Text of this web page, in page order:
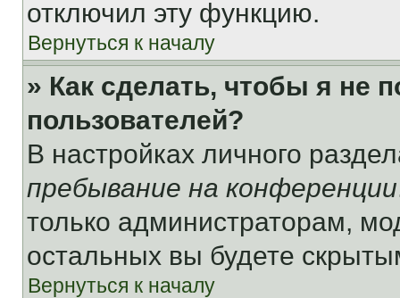
отключил эту функцию.
Вернуться к началу
» Как сделать, чтобы я не
пользователей?
В настройках личного
пребывание на конференции
только администраторам,
остальных вы будете
Вернуться к началу